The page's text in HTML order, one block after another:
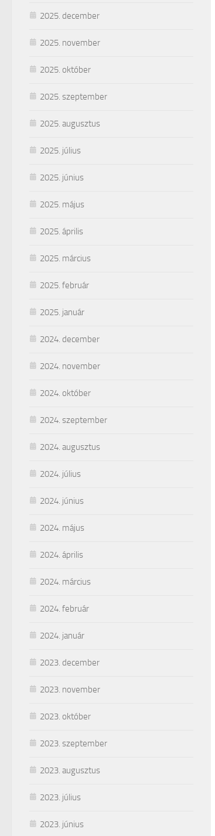
2025. december
2025. november
2025. október
2025. szeptember
2025. augusztus
2025. július
2025. június
2025. május
2025. április
2025. március
2025. február
2025. január
2024. december
2024. november
2024. október
2024. szeptember
2024. augusztus
2024. július
2024. június
2024. május
2024. április
2024. március
2024. február
2024. január
2023. december
2023. november
2023. október
2023. szeptember
2023. augusztus
2023. július
2023. június